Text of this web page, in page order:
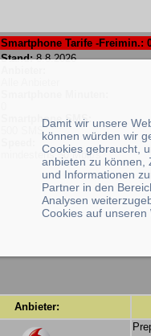
Smartphone Tarife -Freimin.:
Stand:8.8.2026
Smartphone SMS:
500 SMS
mindestens 50 Mbit/s
Anbieter:
Damit wir unsere
können würden wir
Cookies gebraucht,
anbieten zu können,
und Informationen
Partner in den
Analysen
Cookies auf